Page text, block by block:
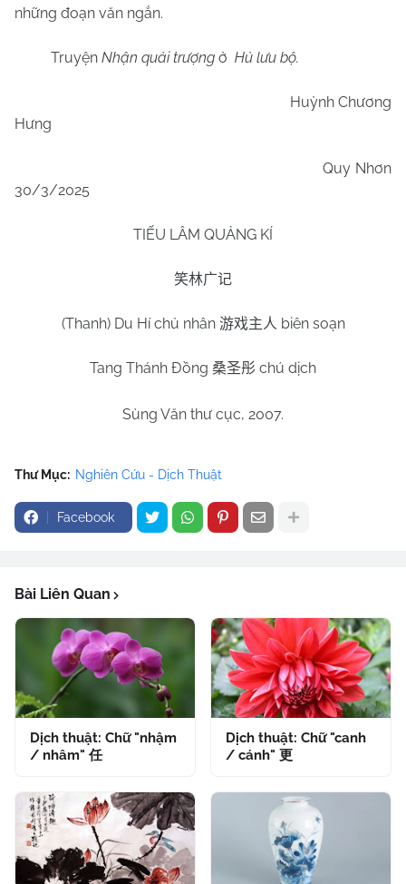
những đoạn văn ngắn.
Truyện Nhận quải trượng ở Hủ lưu bộ.
Huỳnh Chương
Hưng
Quy Nhơn
30/3/2025
TIẾU LÂM QUẢNG KÍ
笑林广记
(Thanh) Du Hí chủ nhân 游戏主人 biên soạn
Tang Thánh Đồng 桑圣彤 chú dịch
Sùng Văn thư cục, 2007.
Thư Mục: Nghiên Cứu - Dịch Thuật
Facebook
Bài Liên Quan
Dịch thuật: Chữ "nhậm
/ nhâm" 任
Dịch thuật: Chữ "canh
/ cánh" 更